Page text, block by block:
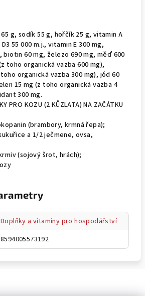
g, sodík 55 g, hořčík 25 g, vitamin A
55 000 m.j., vitamin E 300 mg,
biotin 60 mg, železo 690 mg, měď 600
toho organická vazba 600 mg),
organická vazba 300 mg), jód 60
15 mg (z toho organická vazba 4
300 mg.
PRO KOZU (2 KŮZLATA) NA ZAČÁTKU
(brambory, krmná řepa);
a 1/2 ječmene, ovsa,
(sojový šrot, hrách);
Doplňky a vitamíny pro hospodářství
8594005573192